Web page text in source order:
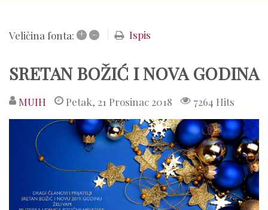
Veličina fonta: + – Ispis
SRETAN BOŽIĆ I NOVA GODINA
MUIH Petak, 21 Prosinac 2018 7264 Hits